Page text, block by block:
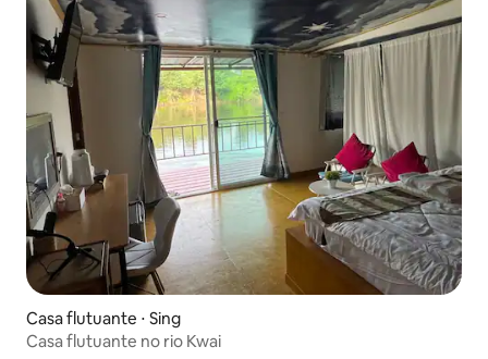
Casa flutuante ⋅ Sing
Casa flutuante no rio Kwai